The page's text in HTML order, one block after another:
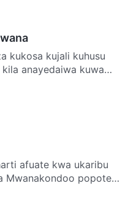
kukosa kujali kuhusu
anayedaiwa kuwa
afuate kwa ukaribu
Mwanakondoo popote